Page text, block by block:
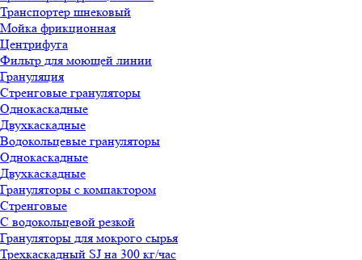
Транспортер шнековый
Мойка фрикционная
Центрифуга
Фильтр для моющей линии
Грануляция
Стренговые грануляторы
Однокаскадные
Двухкаскадные
Водокольцевые грануляторы
Однокаскадные
Двухкаскадные
Грануляторы с компактором
Стренговые
С водокольцевой резкой
Грануляторы для мокрого сырья
Трехкаскадный SJ на 300 кг/час